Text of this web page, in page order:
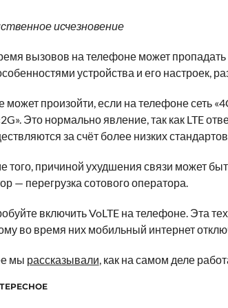
исчезновение
вызовов на телефоне может
устройства и его настроек,
может произойти, если на телефоне сеть
Это нормально явление, так как LTE
за счёт более низких
того, причиной ухудшения связи может
— перегрузка сотового оператора.
включить VoLTE на телефоне. Эта
во время них мобильный интернет
мы рассказывали, как на самом деле